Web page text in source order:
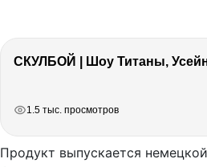
1.5 тыс. просмотров
Продукт выпускается